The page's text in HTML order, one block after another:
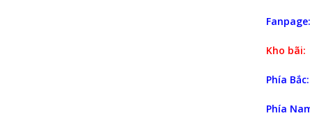
Fanpage:
Kho bãi:
Phía Bắc:
Phía